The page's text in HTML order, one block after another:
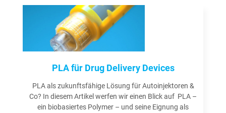
PLA für Drug Delivery Devices
PLA als zukunftsfähige Lösung für Autoinjektoren &
Co? In diesem Artikel werfen wir einen Blick auf PLA –
ein biobasiertes Polymer – und seine Eignung als